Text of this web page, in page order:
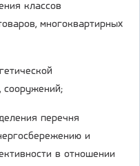
классов
многоквартирных
сооружений;
перечня
и
в отношении